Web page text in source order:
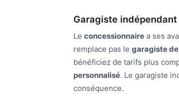
Garagiste
Le concessionnaire a ses
remplace pas le garagiste
bénéficiez de tarifs plus
personnalisé. Le garagiste
conséquence.